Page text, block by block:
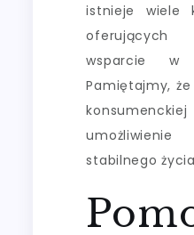
istnieje wiele
oferujących
wsparcie w
Pamiętajmy,
konsumenckiej
stabilnego